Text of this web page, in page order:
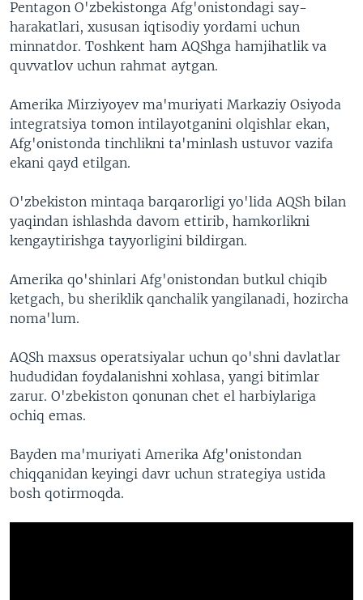
Pentagon O'zbekistonga Afg'onistondagi say-
harakatlari, xususan iqtisodiy yordami uchun
minnatdor. Toshkent ham AQShga hamjihatlik va
quvvatlov uchun rahmat aytgan.
Amerika Mirziyoyev ma'muriyati Markaziy Osiyoda
integratsiya tomon intilayotganini olqishlar ekan,
Afg'onistonda tinchlikni ta'minlash ustuvor vazifa
ekani qayd etilgan.
O'zbekiston mintaqa barqarorligi yo'lida AQSh bilan
yaqindan ishlashda davom ettirib, hamkorlikni
kengaytirishga tayyorligini bildirgan.
Amerika qo'shinlari Afg'onistondan butkul chiqib
ketgach, bu sheriklik qanchalik yangilanadi, hozircha
noma'lum.
AQSh maxsus operatsiyalar uchun qo'shni davlatlar
hududidan foydalanishni xohlasa, yangi bitimlar
zarur. O'zbekiston qonunan chet el harbiylariga
ochiq emas.
Bayden ma'muriyati Amerika Afg'onistondan
chiqqanidan keyingi davr uchun strategiya ustida
bosh qotirmoqda.